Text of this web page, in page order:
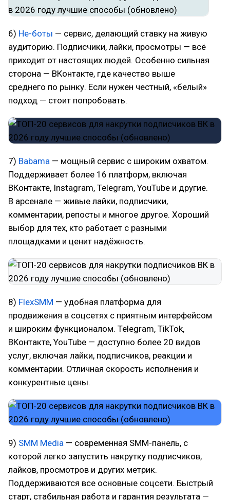
6) Не-боты — сервис, делающий ставку на живую
аудиторию. Подписчики, лайки, просмотры — всё
приходит от настоящих людей. Особенно сильная
сторона — ВКонтакте, где качество выше
среднего по рынку. Если нужен честный, «белый»
подход — стоит попробовать.
7) Babama — мощный сервис с широким охватом.
Поддерживает более 16 платформ, включая
ВКонтакте, Instagram, Telegram, YouTube и другие.
В арсенале — живые лайки, подписчики,
комментарии, репосты и многое другое. Хороший
выбор для тех, кто работает с разными
площадками и ценит надёжность.
8) FlexSMM — удобная платформа для
продвижения в соцсетях с приятным интерфейсом
и широким функционалом. Telegram, TikTok,
ВКонтакте, YouTube — доступно более 20 видов
услуг, включая лайки, подписчиков, реакции и
комментарии. Отличная скорость исполнения и
конкурентные цены.
9) SMM Media — современная SMM-панель, с
которой легко запустить накрутку подписчиков,
лайков, просмотров и других метрик.
Поддерживаются все основные соцсети. Быстрый
старт, стабильная работа и гарантия результата —